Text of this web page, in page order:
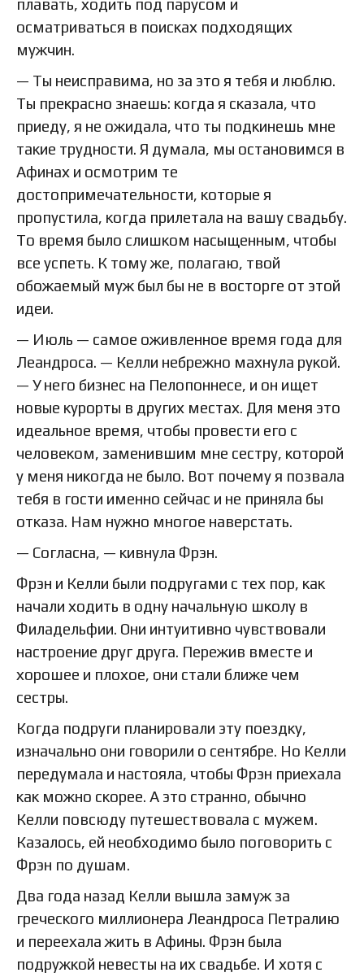
плавать, ходить под парусом и
осматриваться в поисках подходящих
мужчин.
— Ты неисправима, но за это я тебя и люблю.
Ты прекрасно знаешь: когда я сказала, что
приеду, я не ожидала, что ты подкинешь мне
такие трудности. Я думала, мы остановимся в
Афинах и осмотрим те
достопримечательности, которые я
пропустила, когда прилетала на вашу свадьбу.
То время было слишком насыщенным, чтобы
все успеть. К тому же, полагаю, твой
обожаемый муж был бы не в восторге от этой
идеи.
— Июль — самое оживленное время года для
Леандроса. — Келли небрежно махнула рукой.
— У него бизнес на Пелопоннесе, и он ищет
новые курорты в других местах. Для меня это
идеальное время, чтобы провести его с
человеком, заменившим мне сестру, которой
у меня никогда не было. Вот почему я позвала
тебя в гости именно сейчас и не приняла бы
отказа. Нам нужно многое наверстать.
— Согласна, — кивнула Фрэн.
Фрэн и Келли были подругами с тех пор, как
начали ходить в одну начальную школу в
Филадельфии. Они интуитивно чувствовали
настроение друг друга. Пережив вместе и
хорошее и плохое, они стали ближе чем
сестры.
Когда подруги планировали эту поездку,
изначально они говорили о сентябре. Но Келли
передумала и настояла, чтобы Фрэн приехала
как можно скорее. А это странно, обычно
Келли повсюду путешествовала с мужем.
Казалось, ей необходимо было поговорить с
Фрэн по душам.
Два года назад Келли вышла замуж за
греческого миллионера Леандроса Петралию
и переехала жить в Афины. Фрэн была
подружкой невесты на их свадьбе. И хотя с